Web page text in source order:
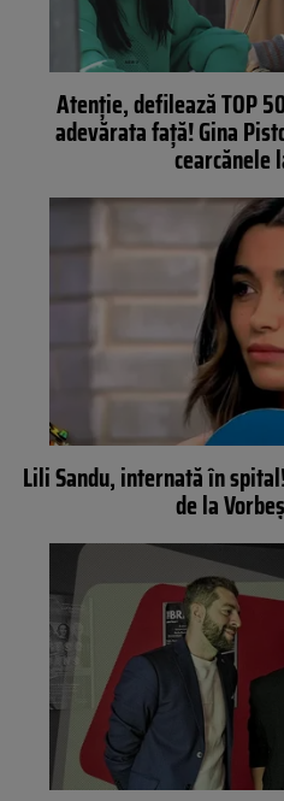
Atenție, defilează TOP
adevărata față! Gina
cearcănele
Lili Sandu, internată în
de la